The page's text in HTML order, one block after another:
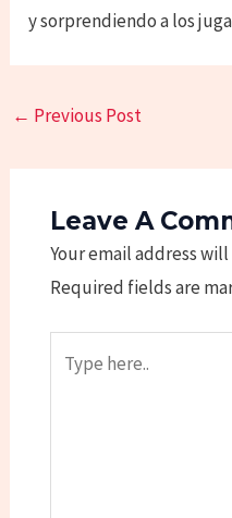
y sorprendiendo a los
← Previous Post
Leave A
Your email address
Required fields are
here..